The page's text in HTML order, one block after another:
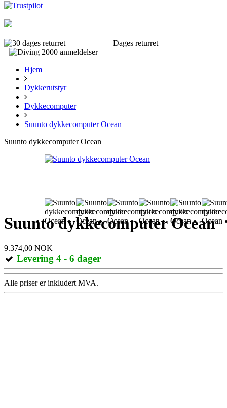
Dages returret
Hjem
Dykkerutstyr
Dykkecomputer
Suunto dykkecomputer Ocean
Suunto dykkecomputer Ocean
Suunto dykkecomputer Ocean
9.374,00 NOK
Levering 4 - 6 dager
Alle priser er inkludert MVA.